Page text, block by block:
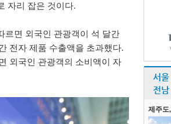
자리 잡은 것이다.
르면 외국인 관광객이 석 달간
전자 제품 수출액을 초과했다.
외국인 관광객의 소비액이 자
서
전
제주도